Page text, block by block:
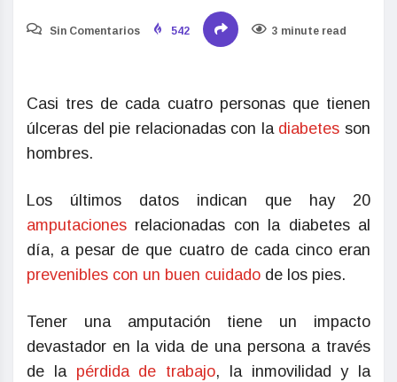
Sin Comentarios 542 3 minute read
Casi tres de cada cuatro personas que tienen
úlceras del pie relacionadas con la diabetesson
hombres.
Los últimos datos indican que hay 20
amputaciones relacionadas con la diabetes al
día, a pesar de que cuatro de cada cinco eran
prevenibles con un buen cuidado de los pies.
Tener una amputación tiene un impacto
devastador en la vida de una persona a través
de la pérdida de trabajo, la inmovilidad y la